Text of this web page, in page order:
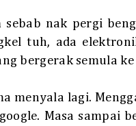
sebab nak pergi
tuh, ada
bergerak semula
menyala lagi.
Masa sampai